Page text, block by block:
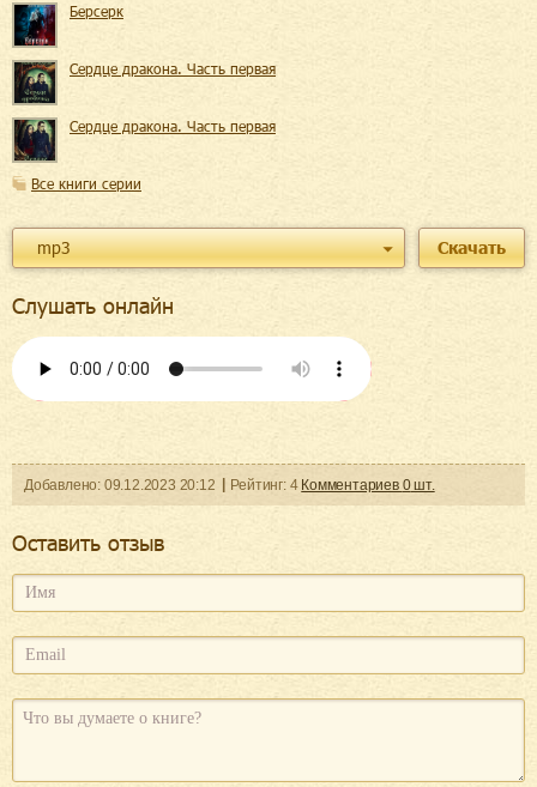
Берсерк
Сердце дракона. Часть первая
Сердце дракона. Часть первая
Все книги серии
mp3 Скачать
Слушать онлайн
Добавленo: 09.12.2023 20:12 Рейтинг: 4 Комментариев 0шт.
Оcтавить отзыв